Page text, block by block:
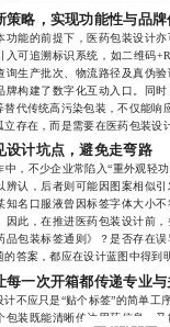
策略，实现功能性与品
的前提下，医药包装设计亦
入可追溯标识系统，如二维码
询生产批次、物流路径及真伪
牌构建了数字化互动入口。同
替代传统高污染包装，不仅能响
立存在，而是需要在医药包装设
设计坑点，避免走弯路
不少企业常陷入“重外观轻功
辨认，后者则可能因图案相似
知名口服液曾因标签字体大小
因此，在推进医药包装设计前
品包装标签通则》？是否存在
的答案，都应在设计蓝图中得到
每一次开箱都传递专业与
应只是“贴个标签”的简单工
包装既能清晰传达用药信息，